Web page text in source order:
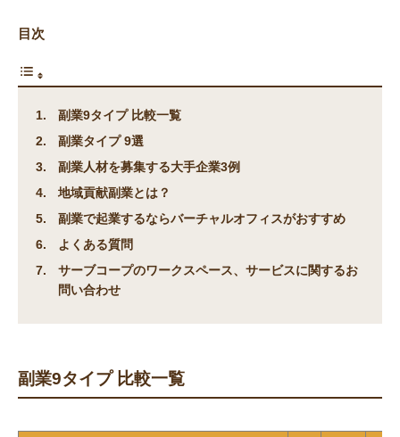
目次
副業9タイプ 比較一覧
副業タイプ 9選
副業人材を募集する大手企業3例
地域貢献副業とは？
副業で起業するならバーチャルオフィスがおすすめ
よくある質問
サーブコープのワークスペース、サービスに関するお
問い合わせ
副業9タイプ 比較一覧